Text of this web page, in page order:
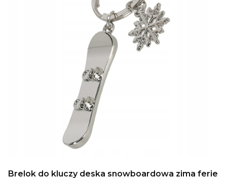
Brelok do kluczy deska snowboardowa zima ferie